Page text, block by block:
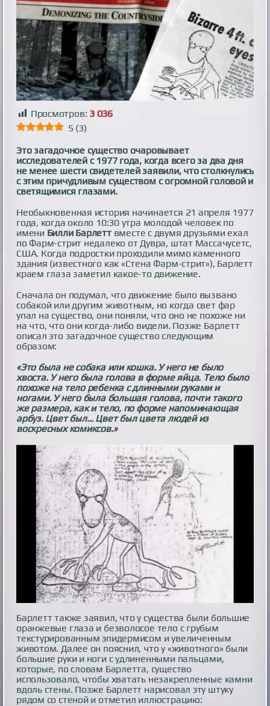
Просмотров: 3 036
5 (3)
Это загадочное существо очаровывает
исследователей с 1977 года, когда всего за два дня
не менее шести свидетелей заявили, что столкнулись
с этим причудливым существом с огромной головой и
светящимися глазами.
Необыкновенная история начинается 21 апреля 1977
года, когда около 10:30 утра молодой человек по
имени Билли Барлеттвместе с двумя друзьями ехал
по Фарм-стрит недалеко от Дувра, штат Массачусетс,
США. Когда подростки проходили мимо каменного
здания (известного как «Стена Фарм-стрит»), Барлетт
краем глаза заметил какое-то движение.
Сначала он подумал, что движение было вызвано
собакой или другим животным, но когда свет фар
упал на существо, они поняли, что оно не похоже ни
на что, что они когда-либо видели. Позже Барлетт
описал это загадочное существо следующим
образом:
«Это была не собака или кошка. У него не было
хвоста. У него была голова в форме яйца. Тело было
похоже на тело ребенка с длинными руками и
ногами. У него была большая голова, почти такого
же размера, как и тело, по форме напоминающая
арбуз. Цвет был… Цвет был цвета людей из
воскресных комиксов.»
Барлетт также заявил, что у существа были большие
оранжевые глаза и безволосое тело с грубым
текстурированным эпидермисом и увеличенным
животом. Далее он пояснил, что у «животного» были
большие руки и ноги с удлиненными пальцами,
которые, по словам Барлетта, существо
использовало, чтобы хватать незакрепленные камни
вдоль стены. Позже Барлетт нарисовал эту штуку
рядом со стеной и отметил иллюстрацию: